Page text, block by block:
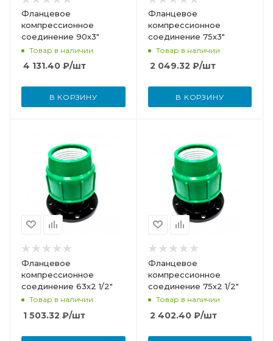
Фланцевое
компрессионное
соединение 90х3"
Товар в наличии
4 131.40 ₽/шт
В КОРЗИНУ
Фланцевое
компрессионное
соединение 75х3"
Товар в наличии
2 049.32 ₽/шт
В КОРЗИНУ
Фланцевое
компрессионное
соединение 63х2 1/2"
Товар в наличии
1 503.32 ₽/шт
Фланцевое
компрессионное
соединение 75х2 1/2"
Товар в наличии
2 402.40₽/шт